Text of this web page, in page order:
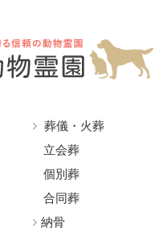
葬儀・火葬
立会葬
個別葬
合同葬
納骨